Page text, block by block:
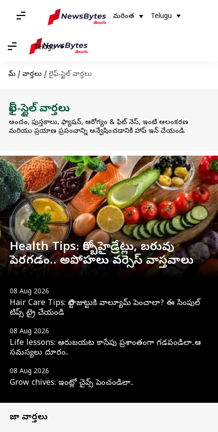
మరింత Telugu
Telugu
హోమ్ / వార్తలు / లైఫ్-స్టైల్ వార్తలు
లైఫ్-స్టైల్ వార్తలు
అందం, పుస్తకాలు, ఫ్యాషన్, ఆరోగ్యం & ఫిట్ నెస్, ఇంటి అలంకరణ
మరియు ప్రయాణ ప్రపంచాన్ని అన్వేషించడానికి హాప్ ఇన్ చేయండి.
Health Tips: కార్బోహైడ్రేట్లు, బరువు
పెరగడం.. అపోహలు వర్సెస్ వాస్తవాలు
08 Aug 2026
Hair Care Tips: పొట్టి జుట్టుకి వాల్యూమ్ పెంచాలా? ఈ సింపుల్
టిప్స్‌ ట్రై చేయండి
08 Aug 2026
Life lessons: ఆరుబయట కాసేపు ప్రశాంతంగా గడపండిలా..ఆ
సమస్యలు దూరం..
08 Aug 2026
Grow chives: ఇంట్లో చైవ్స్ పెంచండిలా..
తాజా వార్తలు